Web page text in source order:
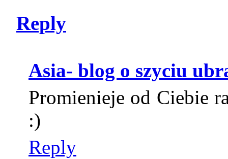
Reply
Asia- blog o szyciu
Promienieje od Ciebie
:)
Reply